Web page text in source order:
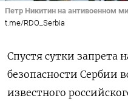
Петр Никитин на антивоенном
t.me/RDO_Serbia
Спустя сутки запрета
безопасности Сербии
известного